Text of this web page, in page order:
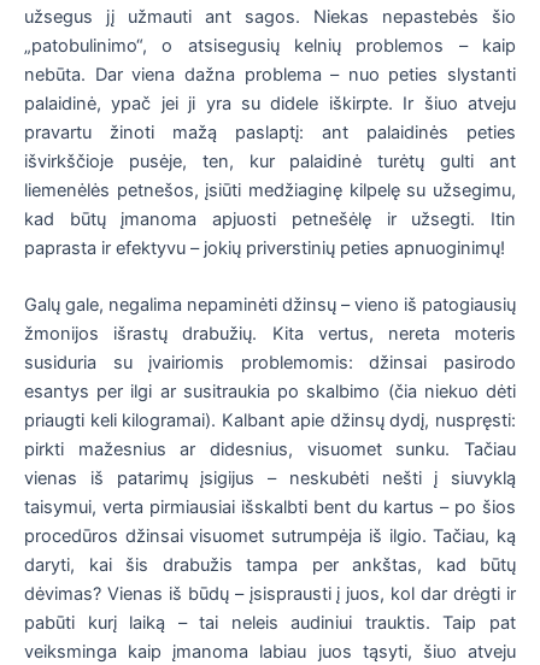
užsegus jį užmauti ant sagos. Niekas nepastebės šio
„patobulinimo“, o atsisegusių kelnių problemos – kaip
nebūta. Dar viena dažna problema – nuo peties slystanti
palaidinė, ypač jei ji yra su didele iškirpte. Ir šiuo atveju
pravartu žinoti mažą paslaptį: ant palaidinės peties
išvirkščioje pusėje, ten, kur palaidinė turėtų gulti ant
liemenėlės petnešos, įsiūti medžiaginę kilpelę su užsegimu,
kad būtų įmanoma apjuosti petnešėlę ir užsegti. Itin
paprasta ir efektyvu – jokių priverstinių peties apnuoginimų!
Galų gale, negalima nepaminėti džinsų – vieno iš patogiausių
žmonijos išrastų drabužių. Kita vertus, nereta moteris
susiduria su įvairiomis problemomis: džinsai pasirodo
esantys per ilgi ar susitraukia po skalbimo (čia niekuo dėti
priaugti keli kilogramai). Kalbant apie džinsų dydį, nuspręsti:
pirkti mažesnius ar didesnius, visuomet sunku. Tačiau
vienas iš patarimų įsigijus – neskubėti nešti į siuvyklą
taisymui, verta pirmiausiai išskalbti bent du kartus – po šios
procedūros džinsai visuomet sutrumpėja iš ilgio. Tačiau, ką
daryti, kai šis drabužis tampa per ankštas, kad būtų
dėvimas? Vienas iš būdų – įsisprausti į juos, kol dar drėgti ir
pabūti kurį laiką – tai neleis audiniui trauktis. Taip pat
veiksminga kaip įmanoma labiau juos tąsyti, šiuo atveju